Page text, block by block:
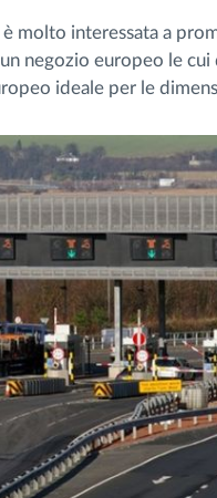
molto interessata a
negozio europeo le
ideale per le